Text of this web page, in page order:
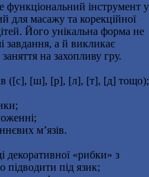
інструмент у
для масажу та корекційної
Його унікальна форма не
завдання, а й викликає
на захопливу гру.
([с], [ш], [р], [л], [т], [д] тощо);
м’язів.
декоративної «рибки» з
під язик;